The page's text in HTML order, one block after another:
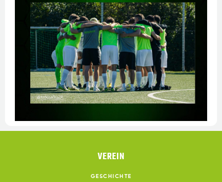
VEREIN
GESCHICHTE